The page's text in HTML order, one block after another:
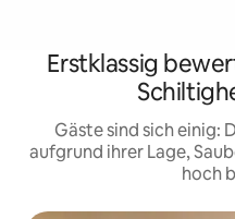
Erstklassig
Gäste sind sich einig:
aufgrund ihrer Lage,
hoch